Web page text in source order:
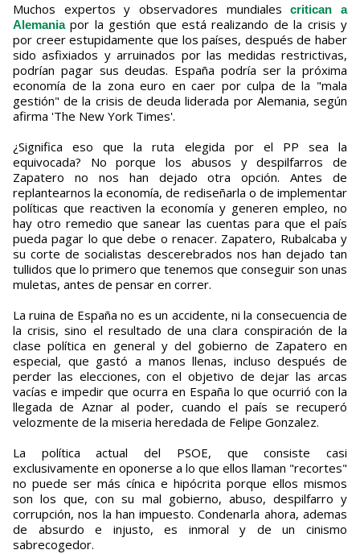
Muchos expertos y observadores mundialescritican a
Alemaniapor la gestión que está realizando de la crisis y
por creer estupidamente que los países, después de haber
sido asfixiados y arruinados por las medidas restrictivas,
podrían pagar sus deudas. España podría ser la próxima
economía de la zona euro en caer por culpa de la "mala
gestión" de la crisis de deuda liderada por Alemania, según
afirma 'The New York Times'.
¿Significa eso que la ruta elegida por el PP sea la
equivocada? No porque los abusos y despilfarros de
Zapatero no nos han dejado otra opción. Antes de
replantearnos la economía, de rediseñarla o de implementar
políticas que reactiven la economía y generen empleo, no
hay otro remedio que sanear las cuentas para que el país
pueda pagar lo que debe o renacer. Zapatero, Rubalcaba y
su corte de socialistas descerebrados nos han dejado tan
tullidos que lo primero que tenemos que conseguir son unas
muletas, antes de pensar en correr.
La ruina de España no es un accidente, ni la consecuencia de
la crisis, sino el resultado de una clara conspiración de la
clase política en general y del gobierno de Zapatero en
especial, que gastó a manos llenas, incluso después de
perder las elecciones, con el objetivo de dejar las arcas
vacías e impedir que ocurra en España lo que ocurrió con la
llegada de Aznar al poder, cuando el país se recuperó
velozmente de la miseria heredada de Felipe Gonzalez.
La política actual del PSOE, que consiste casi
exclusivamente en oponerse a lo que ellos llaman "recortes"
no puede ser más cínica e hipócrita porque ellos mismos
son los que, con su mal gobierno, abuso, despilfarro y
corrupción, nos la han impuesto. Condenarla ahora, ademas
de absurdo e injusto, es inmoral y de un cinismo
sabrecogedor.